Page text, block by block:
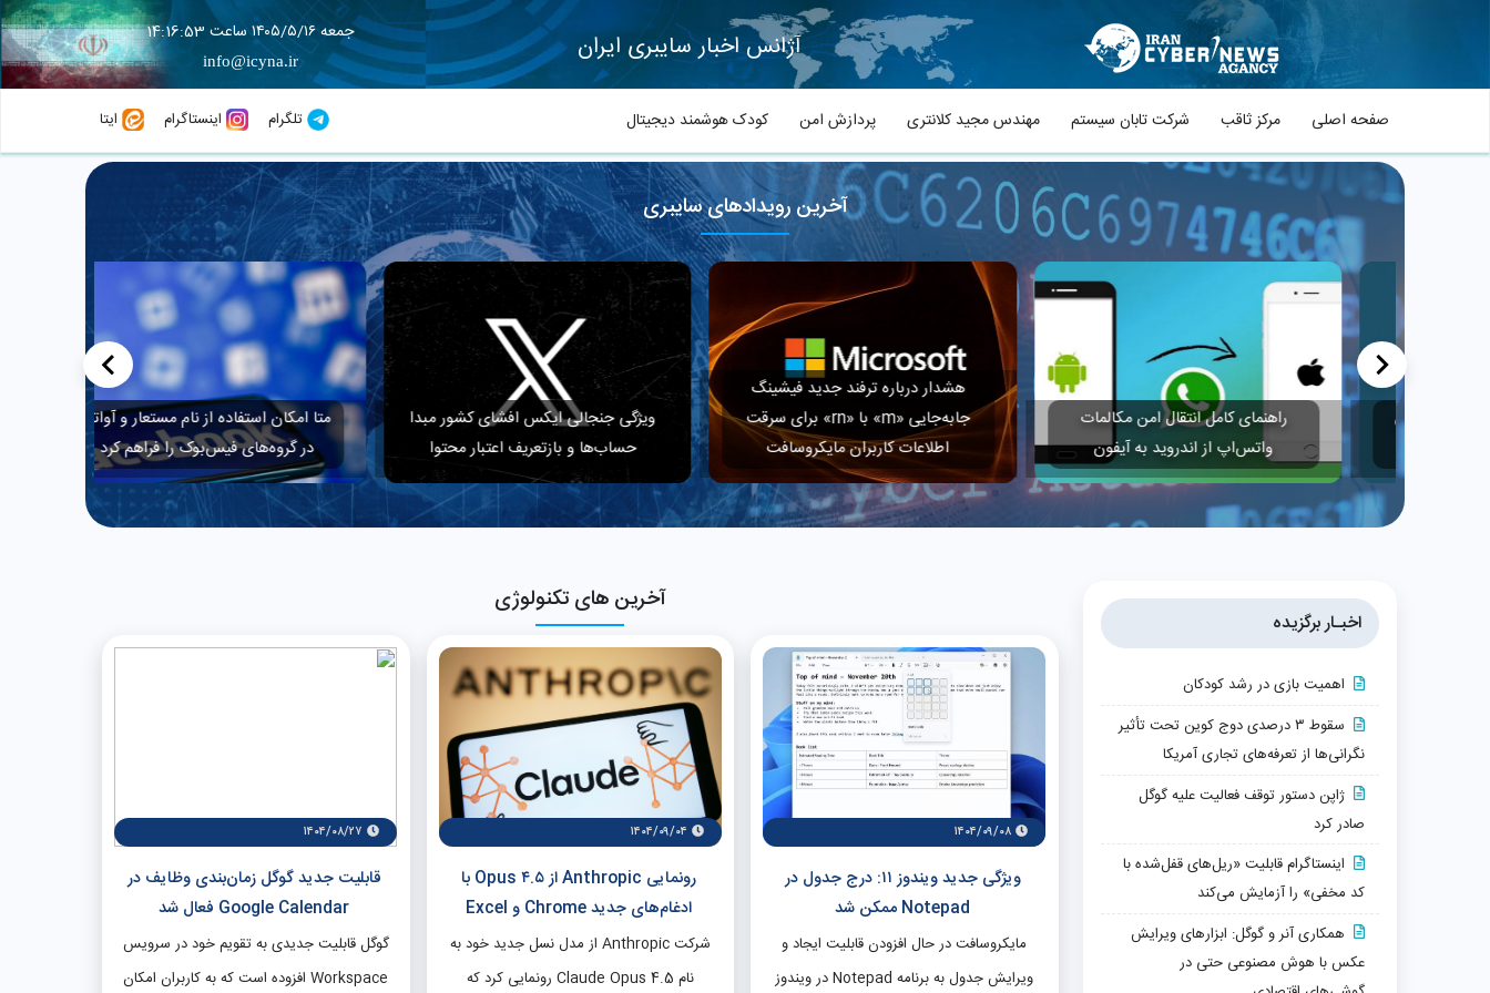
آژانس اخبار سایبری ایران جمعه ۱۴۰۵/۵/۱۶ ساعت 14:16:55
info@icyna.ir
تلگرام اینستاگرام ایتا صفحه اصلی مرکز ثاقب شرکت تابان سیستم مهندس مجید کلانتری پردازش امن کودک هوشمند دیجیتال
آخرین رویدادهای سایبری
راهنمای کامل انتقال امن مکالمات
واتس‌اپ از اندروید به آیفون
هشدار درباره ترفند جدید فیشینگ
جابه‌جایی «m» با «rn» برای سرقت
اطلاعات کاربران مایکروسافت
ویژگی جنجالی ایکس افشای کشور مبدا
حساب‌ها و بازتعریف اعتبار محتوا
متا امکان استفاده از نام مستعار و آواتار
در گروه‌های فیس‌بوک را فراهم کرد
<
>
اخبـار برگزیده
اهمیت بازی در رشد کودکان
سقوط ۳ درصدی دوج کوین تحت تأثیر
نگرانی‌ها از تعرفه‌های تجاری آمریکا
ژاپن دستور توقف فعالیت علیه گوگل
صادر کرد
اینستاگرام قابلیت «ریل‌های قفل‌شده با
کد مخفی» را آزمایش می‌کند
همکاری آنر و گوگل: ابزارهای ویرایش
عکس با هوش مصنوعی حتی در
آخرین های تکنولوژی
۱۴۰۴/۰۹/۰۸
ویژگی جدید ویندوز ۱۱: درج جدول در
Notepad ممکن شد
مایکروسافت در حال افزودن قابلیت ایجاد و
ویرایش جدول به برنامه Notepad در ویندوز
۱۴۰۴/۰۹/۰۴
رونمایی Anthropic از Opus ۴.۵ با
ادغام‌های جدید Chrome و Excel
شرکت Anthropic از مدل نسل جدید خود به
نام Claude Opus 4.5 رونمایی کرد که
۱۴۰۴/۰۸/۲۷
قابلیت جدید گوگل زمان‌بندی وظایف در
Google Calendar فعال شد
گوگل قابلیت جدیدی به تقویم خود در سرویس
Workspace افزوده است که به کاربران امکان